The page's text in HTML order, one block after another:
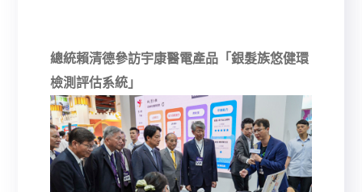
總統賴清德參訪宇康醫電產品「銀髮族悠健環
檢測評估系統」